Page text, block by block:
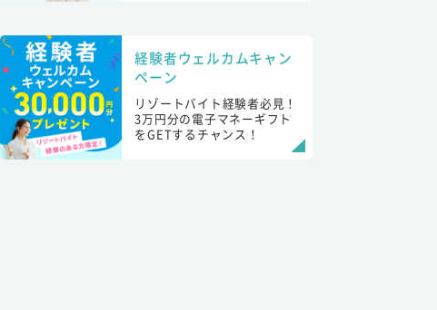
経験者ウェルカムキャン
ペーン
リゾートバイト経験者必見！
3万円分の電子マネーギフト
をGETするチャンス！